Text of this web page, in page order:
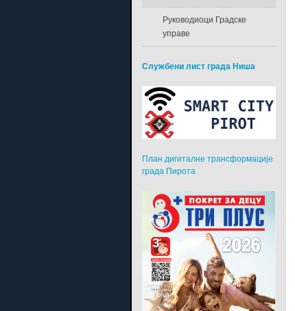
Руководиоци Градске
управе
Службени лист града Ниша
План дигиталне трансформације
града Пирота